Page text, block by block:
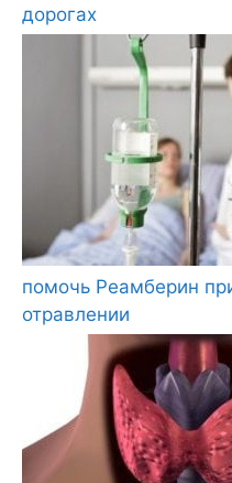
дорогах
помочь Реамберин
отравлении